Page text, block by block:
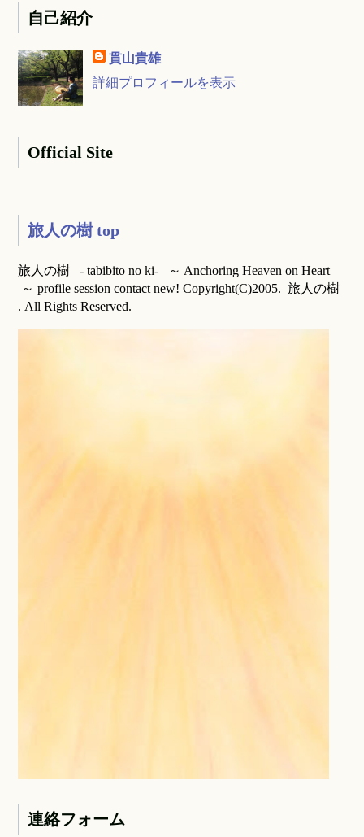
自己紹介
貫山貴雄
詳細プロフィールを表示
Official Site
旅人の樹 top
旅人の樹 - tabibito no ki- ～ Anchoring Heaven on Heart
～ profile session contact new! Copyright(C)2005. 旅人の樹
. All Rights Reserved.
連絡フォーム